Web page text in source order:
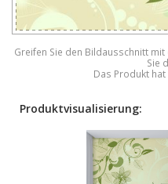
Greifen Sie den Bildausschnitt
Sie
Das Produkt
Produktvisualisierung: